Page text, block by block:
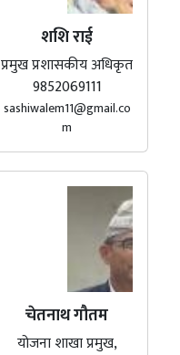
शशि राई
प्रमुख प्रशासकीय अधिकृत
9852069111
sashiwalem11@gmail.co
m
चेतनाथ गौतम
योजना शाखा प्रमुख,